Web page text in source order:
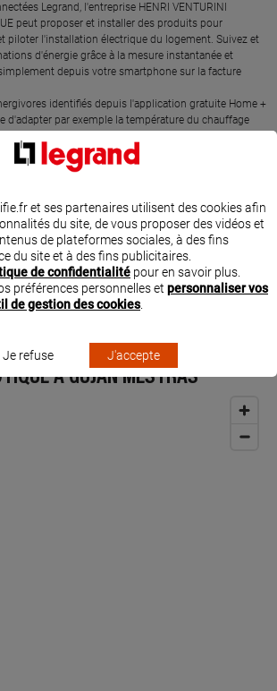
Legrand, l'entreprise HENRI VENTURINI
peut proposer et installer des produits pour
piloter l'installation électrique du logement. Suivez et
d'énergie grâce à la mesure instantanée et
depuis votre smartphone sur la facture
identifiés depuis l'application gratuite Home +
d'adapter par exemple la température du chauffage
votre véhicule électrique, de gérer automatiquement le
roulants suivant la météo et de profiter
d'adapter la consommation aux besoins du foyer,
le contrat d'abonnement.
formations spécifiques et dédiées sur les solutions
L'entreprise HENRI VENTURINI ELECTRICITE
proche de chez vous pour comprendre votre
et agir rapidement sur votre facture.
VENTURINI ELECTRICITE
À GUJAN MESTRAS
et ses partenaires utilisent des cookies afin
du site, de vous proposer des vidéos et
de plateformes sociales, à des fins
du site et à des fins publicitaires.
de confidentialité pour en savoir plus.
préférences personnelles et personnaliser vos
de gestion des cookies.
Je refuse J'accepte